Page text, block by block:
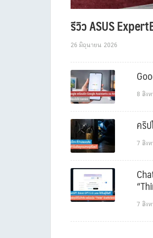
รีวิว ASUS
26 มิถุนายน 2026
8 สิง
คริ
7 สิง
7 สิง